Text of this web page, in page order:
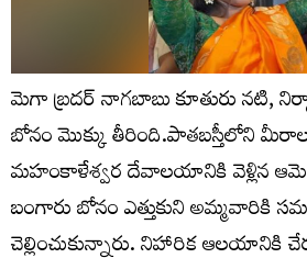
మెగా బ్రదర్ నాగబాబు కూతురు నటి,
బోనం మొక్కు తీరింది.పాతబస్తీలోని
మహంకాళేశ్వర దేవాలయానికి వెళ్లిన
బంగారు బోనం ఎత్తుకుని అమ్మవారికి
చెల్లించుకున్నారు. నిహారిక ఆలయానికి